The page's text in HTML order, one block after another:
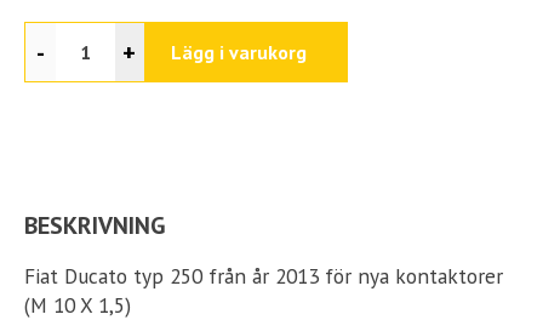
- + Lägg i varukorg
BESKRIVNING
Fiat Ducato typ 250 från år 2013 för nya kontaktorer
(M 10 X 1,5)